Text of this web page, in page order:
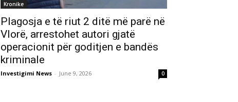
Kronike
Plagosja e të riut 2 ditë më parë në
Vlorë, arrestohet autori gjatë
operacionit për goditjen e bandës
kriminale
Investigimi News - June 9, 2026 0